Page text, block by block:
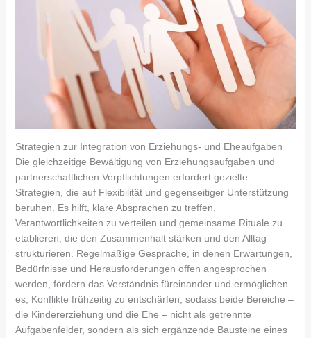
Strategien zur Integration von Erziehungs- und Eheaufgaben
Die gleichzeitige Bewältigung von Erziehungsaufgaben und
partnerschaftlichen Verpflichtungen erfordert gezielte
Strategien, die auf Flexibilität und gegenseitiger Unterstützung
beruhen. Es hilft, klare Absprachen zu treffen,
Verantwortlichkeiten zu verteilen und gemeinsame Rituale zu
etablieren, die den Zusammenhalt stärken und den Alltag
strukturieren. Regelmäßige Gespräche, in denen Erwartungen,
Bedürfnisse und Herausforderungen offen angesprochen
werden, fördern das Verständnis füreinander und ermöglichen
es, Konflikte frühzeitig zu entschärfen, sodass beide Bereiche –
die Kindererziehung und die Ehe – nicht als getrennte
Aufgabenfelder, sondern als sich ergänzende Bausteine eines